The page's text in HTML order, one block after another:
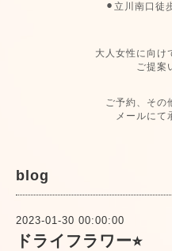
⚫︎立川南口
大人女性に向け
ご提案
ご予約、その
メールにて
blog
2023-01-30 00:00:00
ドライフラワー⭐︎